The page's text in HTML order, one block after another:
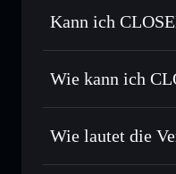
Sofort tauschen–
Privat senden–
Privacy Aggregators
Kann ich
Wie kann ich
Wie lautet die